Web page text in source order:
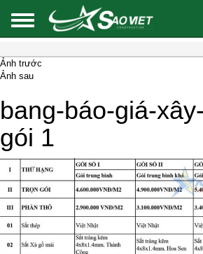
Ảnh trước
Ảnh sau
bang-báo-giá-
gói 1